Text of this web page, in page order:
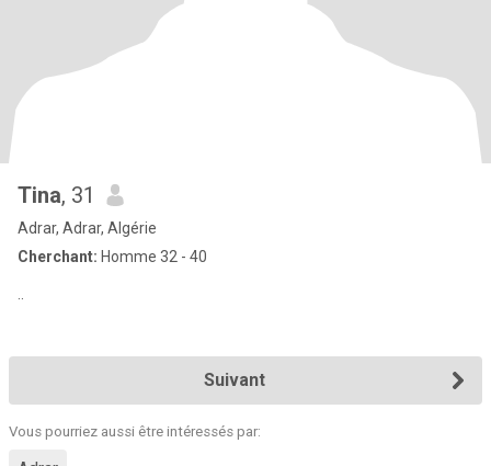
Tina, 31
Adrar, Adrar, Algérie
Cherchant: Homme 32 - 40
Suivant
Vous pourriez aussi être intéressés par: